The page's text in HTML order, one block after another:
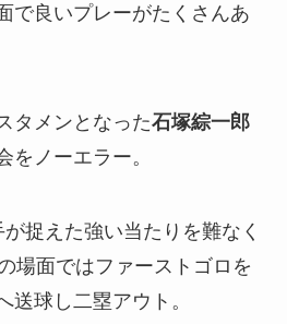
で良いプレーがたくさんあ
タメンとなった石塚綜一郎
をノーエラー。
捉えた強い当たりを難なく
場面ではファーストゴロを
送球し二塁アウト。